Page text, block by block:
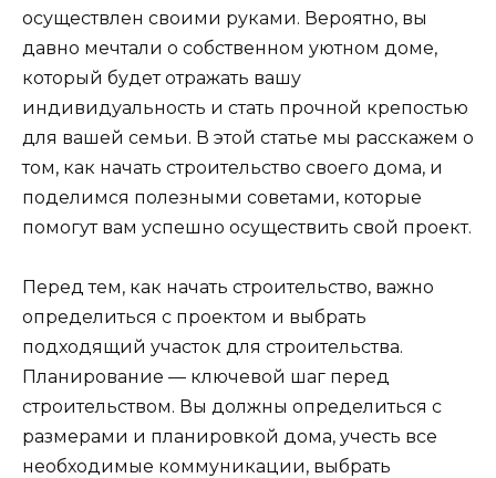
осуществлен своими руками. Вероятно, вы
давно мечтали о собственном уютном доме,
который будет отражать вашу
индивидуальность и стать прочной крепостью
для вашей семьи. В этой статье мы расскажем о
том, как начать строительство своего дома, и
поделимся полезными советами, которые
помогут вам успешно осуществить свой проект.
Перед тем, как начать строительство, важно
определиться с проектом и выбрать
подходящий участок для строительства.
Планирование — ключевой шаг перед
строительством. Вы должны определиться с
размерами и планировкой дома, учесть все
необходимые коммуникации, выбрать